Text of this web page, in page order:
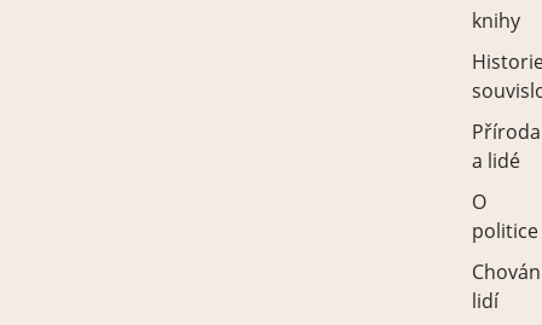
knihy
Příroda
a lidé
O
politice
lidí